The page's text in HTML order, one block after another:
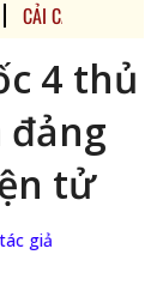
CẢI CÁCH HÀNH
4 thủ
đảng
tử
giả